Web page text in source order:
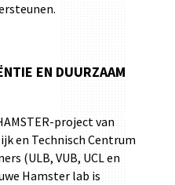
EN DUURZAAM
project van
en Technisch Centrum
(ULB, VUB, UCL en
Hamster lab is